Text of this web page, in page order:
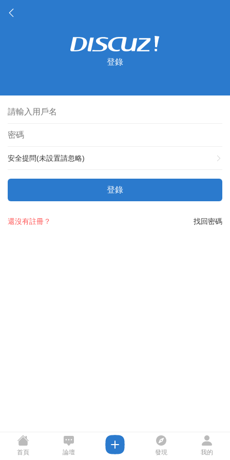
登錄
安全提問(未設置請忽略)
登錄
找回密碼
還沒有註冊？
首頁 論壇 發現 我的